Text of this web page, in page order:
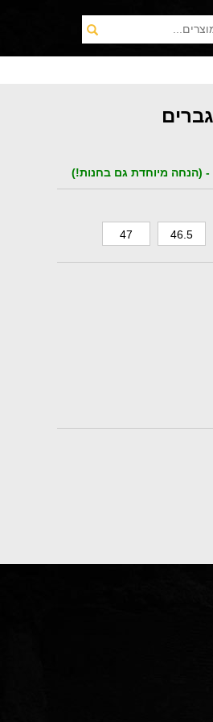
- (הנחה מיוחדת גם בחנות!)
46.5
47